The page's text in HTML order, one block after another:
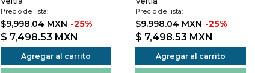
Precio de lista:
$9,998.04 MXN -25%
$ 7,498.53 MXN
Agregar al carrito
Precio de lista:
$9,998.04 MXN -25%
$ 7,498.53 MXN
Agregar al carrito